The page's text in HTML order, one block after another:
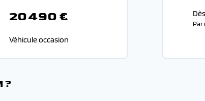
20 490 €
Véhicule occasion
Dès
Par
?